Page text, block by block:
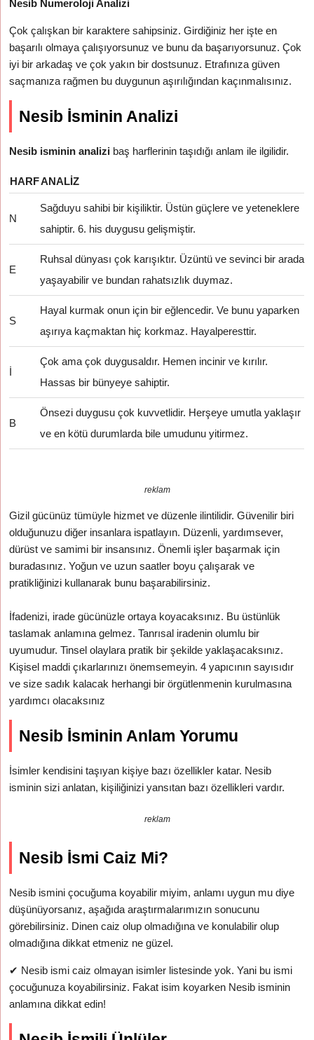
Nesib Numeroloji Analizi
Çok çalışkan bir karaktere sahipsiniz. Girdiğiniz her işte en
başarılı olmaya çalışıyorsunuz ve bunu da başarıyorsunuz. Çok
iyi bir arkadaş ve çok yakın bir dostsunuz. Etrafınıza güven
saçmanıza rağmen bu duygunun aşırılığından kaçınmalısınız.
Nesib İsminin Analizi
Nesib isminin analizi baş harflerinin taşıdığı anlam ile ilgilidir.
HARFANALIZ
N
Sağduyu sahibi bir kişiliktir. Üstün güçlere ve yeteneklere
sahiptir. 6. his duygusu gelişmiştir.
E
Ruhsal dünyası çok karışıktır. Üzüntü ve sevinci bir arada
yaşayabilir ve bundan rahatsızlık duymaz.
S
Hayal kurmak onun için bir eğlencedir. Ve bunu yaparken
aşırıya kaçmaktan hiç korkmaz. Hayalperesttir.
İ
Çok ama çok duygusaldır. Hemen incinir ve kırılır.
Hassas bir bünyeye sahiptir.
B
Önsezi duygusu çok kuvvetlidir. Herşeye umutla yaklaşır
ve en kötü durumlarda bile umudunu yitirmez.
reklam
Gizil gücünüz tümüyle hizmet ve düzenle ilintilidir. Güvenilir biri
olduğunuzu diğer insanlara ispatlayın. Düzenli, yardımsever,
dürüst ve samimi bir insansınız. Önemli işler başarmak için
buradasınız. Yoğun ve uzun saatler boyu çalışarak ve
pratikliğinizi kullanarak bunu başarabilirsiniz.
İfadenizi, irade gücünüzle ortaya koyacaksınız. Bu üstünlük
taslamak anlamına gelmez. Tanrısal iradenin olumlu bir
uyumudur. Tinsel olaylara pratik bir şekilde yaklaşacaksınız.
Kişisel maddi çıkarlarınızı önemsemeyin. 4 yapıcının sayısıdır
ve size sadık kalacak herhangi bir örgütlenmenin kurulmasına
yardımcı olacaksınız
Nesib İsminin Anlam Yorumu
İsimler kendisini taşıyan kişiye bazı özellikler katar. Nesib
isminin sizi anlatan, kişiliğinizi yansıtan bazı özellikleri vardır.
reklam
Nesib İsmi Caiz Mi?
Nesib ismini çocuğuma koyabilir miyim, anlamı uygun mu diye
düşünüyorsanız, aşağıda araştırmalarımızın sonucunu
görebilirsiniz. Dinen caiz olup olmadığına ve konulabilir olup
olmadığına dikkat etmeniz ne güzel.
✔ Nesib ismi caiz olmayan isimler listesinde yok. Yani bu ismi
çocuğunuza koyabilirsiniz. Fakat isim koyarken Nesib isminin
anlamına dikkat edin!